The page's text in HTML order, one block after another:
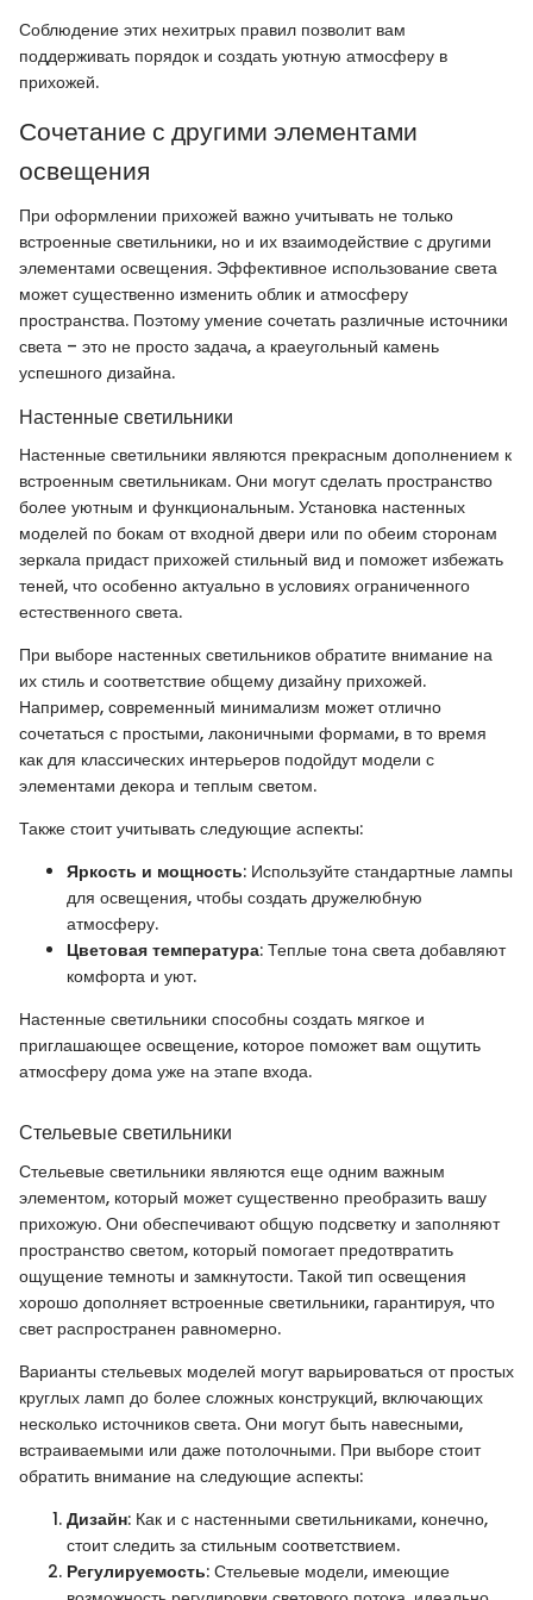
Соблюдение этих нехитрых правил позволит вам
поддерживать порядок и создать уютную атмосферу в
прихожей.
Сочетание с другими элементами
освещения
При оформлении прихожей важно учитывать не только
встроенные светильники, но и их взаимодействие с другими
элементами освещения. Эффективное использование света
может существенно изменить облик и атмосферу
пространства. Поэтому умение сочетать различные источники
света – это не просто задача, а краеугольный камень
успешного дизайна.
Настенные светильники
Настенные светильники являются прекрасным дополнением к
встроенным светильникам. Они могут сделать пространство
более уютным и функциональным. Установка настенных
моделей по бокам от входной двери или по обеим сторонам
зеркала придаст прихожей стильный вид и поможет избежать
теней, что особенно актуально в условиях ограниченного
естественного света.
При выборе настенных светильников обратите внимание на
их стиль и соответствие общему дизайну прихожей.
Например, современный минимализм может отлично
сочетаться с простыми, лаконичными формами, в то время
как для классических интерьеров подойдут модели с
элементами декора и теплым светом.
Также стоит учитывать следующие аспекты:
Яркость и мощность: Используйте стандартные лампы
для освещения, чтобы создать дружелюбную
атмосферу.
Цветовая температура: Теплые тона света добавляют
комфорта и уют.
Настенные светильники способны создать мягкое и
приглашающее освещение, которое поможет вам ощутить
атмосферу дома уже на этапе входа.
Стельевые светильники
Стельевые светильники являются еще одним важным
элементом, который может существенно преобразить вашу
прихожую. Они обеспечивают общую подсветку и заполняют
пространство светом, который помогает предотвратить
ощущение темноты и замкнутости. Такой тип освещения
хорошо дополняет встроенные светильники, гарантируя, что
свет распространен равномерно.
Варианты стельевых моделей могут варьироваться от простых
круглых ламп до более сложных конструкций, включающих
несколько источников света. Они могут быть навесными,
встраиваемыми или даже потолочными. При выборе стоит
обратить внимание на следующие аспекты:
Дизайн: Как и с настенными светильниками, конечно,
стоит следить за стильным соответствием.
Регулируемость: Стельевые модели, имеющие